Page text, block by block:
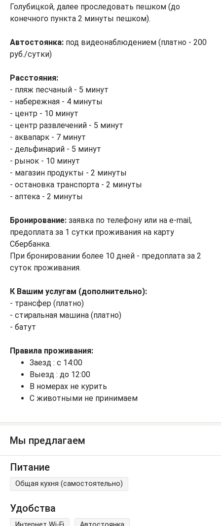
Голубицкой, далее проследовать пешком (до
конечного пункта 2 минуты пешком).
Автостоянка: под видеонаблюдением (платно - 200
руб./сутки)
Расстояния:
- пляж песчаный - 5 минут
- набережная - 4 минуты
- центр - 10 минут
- центр развлечений - 5 минут
- аквапарк - 7 минут
- дельфинарий - 5 минут
- рынок - 10 минут
- магазин продукты - 2 минуты
- остановка транспорта - 2 минуты
- аптека - 2 минуты
Бронирование: заявка по телефону или на e-mail,
предоплата за 1 сутки проживания на карту
Сбербанка.
При бронировании более 10 дней - предоплата за 2
суток проживания.
К Вашим услугам (дополнительно):
- трансфер (платно)
- стиральная машина (платно)
- батут
Правила проживания:
Заезд : с 14:00
Выезд : до 12:00
В номерах не курить
С животными не принимаем
Мы предлагаем
Питание
Общая кухня (самостоятельно)
Удобства